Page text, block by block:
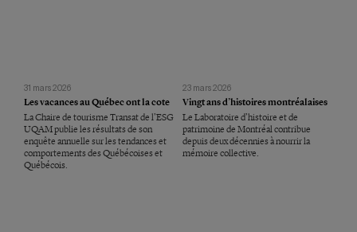
31 mars 2026
Les vacances au Québec ont la cote
La Chaire de tourisme Transat de l’ESG
UQAM publie les résultats de son
enquête annuelle sur les tendances et
comportements des Québécoises et
Québécois.
23 mars 2026
Vingt ans d’histoires montréalaises
Le Laboratoire d’histoire et de
patrimoine de Montréal contribue
depuis deux décennies à nourrir la
mémoire collective.